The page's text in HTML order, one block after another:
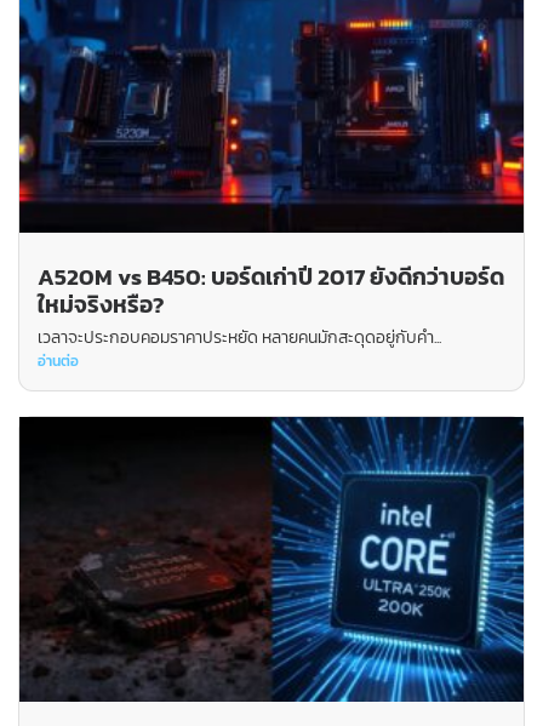
A520M vs B450: บอร์ดเก่าปี 2017 ยังดีกว่าบอร์ด
ใหม่จริงหรือ?
เวลาจะประกอบคอมราคาประหยัด หลายคนมักสะดุดอยู่กับคำ...
อ่านต่อ